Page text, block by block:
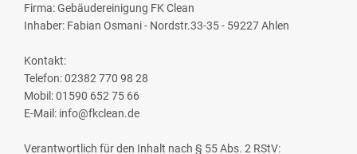
Firma: Gebäudereinigung FK Clean
Inhaber: Fabian Osmani - Nordstr.33-35 - 59227 Ahlen
Kontakt:
Telefon: 02382 770 98 28
Mobil: 01590 652 75 66
E-Mail: info@fkclean.de
Verantwortlich für den Inhalt nach § 55 Abs. 2 RStV: